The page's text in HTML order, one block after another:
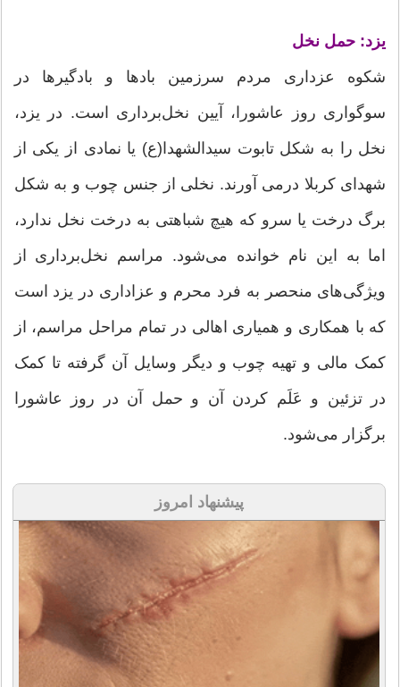
یزد: حمل نخل
شكوه عزداری مردم سرزمین بادها و بادگیرها در
سوگواری روز عاشورا، آیین نخل‌برداری است. در یزد،
نخل را به شکل تابوت سیدالشهدا(ع) یا نمادی از یکی از
شهدای کربلا درمی آورند. نخلی از جنس چوب و به شکل
برگ درخت یا سرو که هیچ شباهتی به درخت نخل ندارد،
اما به این نام خوانده می‌شود. مراسم نخل‌برداری از
ویژگی‌های منحصر به فرد محرم و عزاداری در یزد است
که با همکاری و همیاری اهالی در تمام مراحل مراسم، از
کمک مالی و تهیه چوب و دیگر وسایل آن گرفته تا کمک
در تزئین و عَلَم کردن آن و حمل آن در روز عاشورا
برگزار می‌شود.
پیشنهاد امروز